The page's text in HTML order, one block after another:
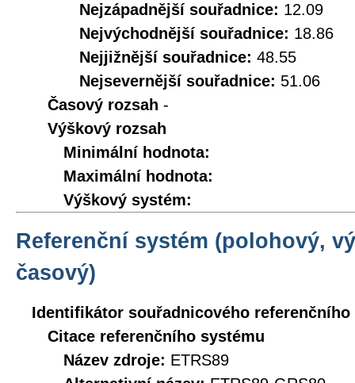
Nejzápadnější souřadnice: 12.09
Nejvýchodnější souřadnice: 18.86
Nejjižnější souřadnice: 48.55
Nejsevernější souřadnice: 51.06
Časový rozsah -
Výškový rozsah
Minimální hodnota:
Maximální hodnota:
Výškový systém:
Referenční systém (polohový,
časový)
Identifikátor souřadnicového referenčního
Citace referenčního systému
Název zdroje: ETRS89